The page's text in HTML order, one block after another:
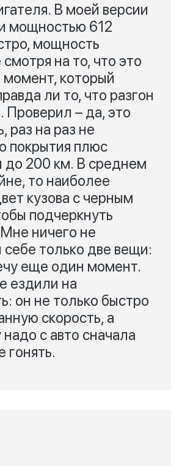
В моей версии
мощностью 612
мощность
на то, что это
момент, который
ли то, что разгон
Проверил – да, это
раз на раз не
покрытия плюс
до 200 км. В среднем
то наиболее
кузова с черным
подчеркнуть
ничего не
только две вещи:
еще один момент.
ездили на
он не только быстро
скорость, а
с авто сначала
гонять.